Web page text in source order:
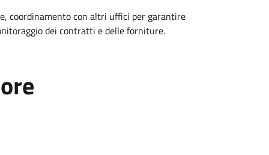
coordinamento con altri uffici per garantire
dei contratti e delle forniture.